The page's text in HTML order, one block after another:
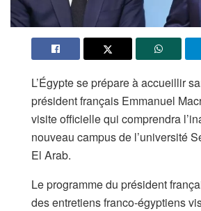
L’Égypte se prépare à accueillir
président français Emmanuel
visite officielle qui comprendra
nouveau campus de l’université
El Arab.
Le programme du président
des entretiens franco-égyptiens